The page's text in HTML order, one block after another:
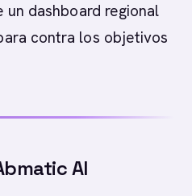
dashboard regional
contra los objetivos
AI